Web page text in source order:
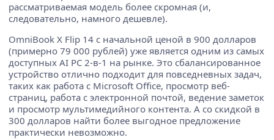
рассматриваемая модель более скромная (и,
следовательно, намного дешевле).
OmniBook X Flip 14 с начальной ценой в 900 долларов
(примерно 79 000 рублей) уже является одним из самых
доступных AI PC 2-в-1 на рынке. Это сбалансированное
устройство отлично подходит для повседневных задач,
таких как работа с Microsoft Office, просмотр веб-
страниц, работа с электронной почтой, ведение заметок
и просмотр мультимедийного контента. А со скидкой в
300 долларов найти более выгодное предложение
практически невозможно.